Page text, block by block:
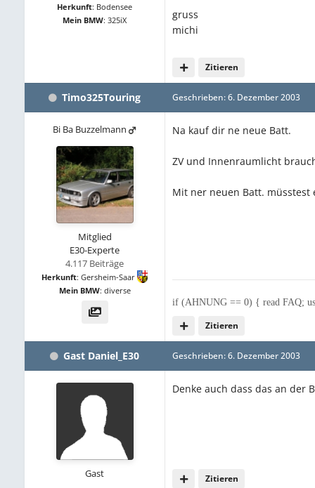
Herkunft: Bodensee
Mein BMW: 325iX
gruss
michi
Zitieren
Timo325Touring
Bi Ba Buzzelmann
Mitglied
E30-Experte
4.117 Beiträge
Herkunft: Gersheim-Saar
Mein BMW: diverse
Geschrieben:6. Dezember 2003
Na kauf dir ne neue Batt.
ZV und Innenraumlicht
Mit ner neuen Batt.
Zitieren
if (AHNUNG == 0) { read FAQ;
Gast Daniel_E30
Gast
Geschrieben:6. Dezember 2003
Denke auch dass das an der
Zitieren